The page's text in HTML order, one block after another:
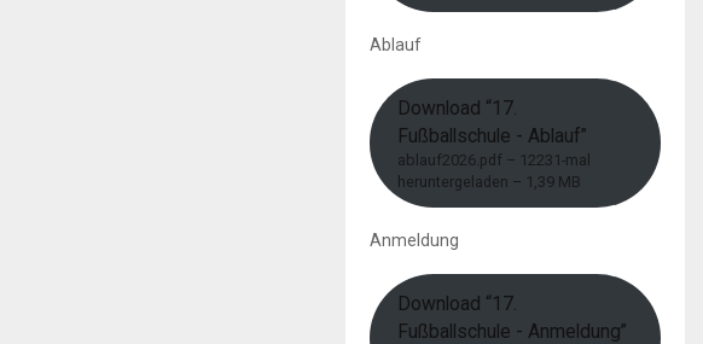
Ablauf
Download “17.
Fußballschule - Ablauf”
ablauf2026.pdf – 12231-mal
heruntergeladen – 1,39 MB
Anmeldung
Download “17.
Fußballschule - Anmeldung”